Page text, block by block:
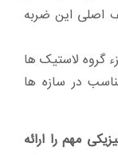
اصلی این ضربه
گروه لاستیک ها
در سازه ها
مهم را ارائه